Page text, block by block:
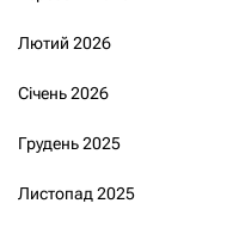
Лютий 2026
Січень 2026
Грудень 2025
Листопад 2025